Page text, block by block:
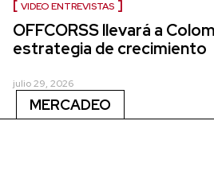
VIDEO ENTREVISTAS
OFFCORSS llevará a
estrategia de crecimiento
julio 29, 2026
MERCADEO